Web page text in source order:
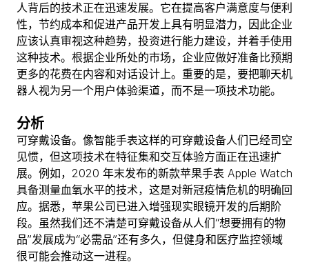
人背后的技术正在迅速发展。它在提高客户满意度与便利
性，节约成本和促进产品开发上具有明显潜力，因此企业
应该认真审视这种趋势，投资进行能力建设，并着手使用
这种技术。根据企业所处的市场，企业应做好准备比预期
更多的花费在内容和对话设计上。重要的是，要把聊天机
器人视为另一个用户体验渠道，而不是一项技术功能。
分析
可穿戴设备。像智能手表这样的可穿戴设备人们已经司空
见惯，但这项技术在特征集和交互体验方面正在迅速扩
展。例如，2020 年末发布的新款苹果手表 Apple Watch
具备测量血氧水平的技术，这是对新冠疫情危机的明确回
应。据悉，苹果公司已进入增强现实眼镜开发的后期阶
段。虽然我们还不清楚可穿戴设备从人们“想要拥有的物
品”发展成为“必需品”还有多久，但健身和医疗监控领域
很可能会推动这一进程。